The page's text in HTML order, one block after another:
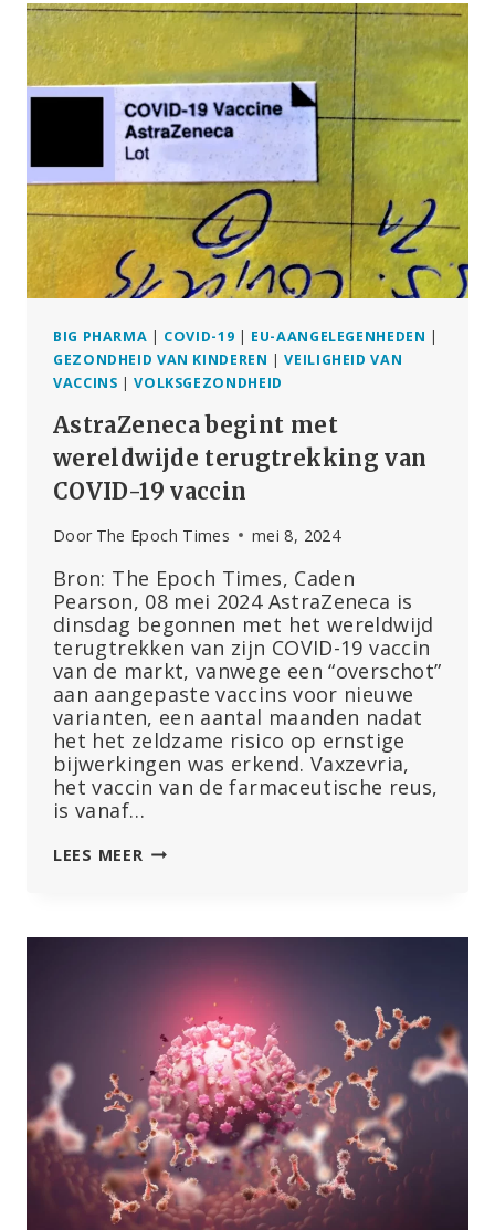
EFFECTIEF’
MANTRA,
ONTMASKERT
FARMACEUTISCHE
‘LEUGENS’
OVER
COVID-
PRIKKEN
BIG PHARMA | COVID-19 | EU-AANGELEGENHEDEN |
GEZONDHEID VAN KINDEREN |VEILIGHEID VAN
VACCINS |VOLKSGEZONDHEID
AstraZeneca begint met
wereldwijde terugtrekking van
COVID-19 vaccin
Door The Epoch Times mei 8, 2024
Bron: The Epoch Times, Caden
Pearson, 08 mei 2024 AstraZeneca is
dinsdag begonnen met het wereldwijd
terugtrekken van zijn COVID-19 vaccin
van de markt, vanwege een “overschot”
aan aangepaste vaccins voor nieuwe
varianten, een aantal maanden nadat
het het zeldzame risico op ernstige
bijwerkingen was erkend. Vaxzevria,
het vaccin van de farmaceutische reus,
is vanaf…
LEES MEER ASTRAZENECA
COVID-
VACCIN